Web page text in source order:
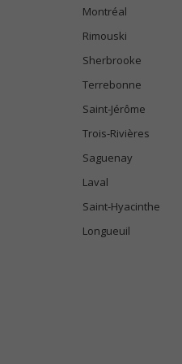
Montréal
Rimouski
Sherbrooke
Terrebonne
Saint-Jérôme
Trois-Rivières
Saguenay
Laval
Saint-Hyacinthe
Longueuil